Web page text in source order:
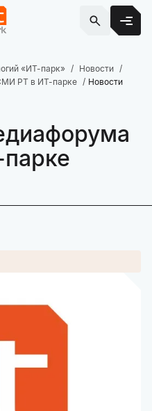
«ИТ-парк»
Новости
РТ в ИТ-парке Новости